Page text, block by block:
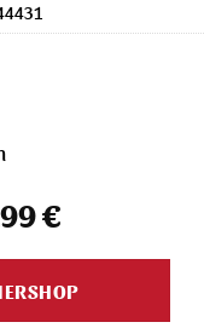
€
€Aktueller
104,99 €.